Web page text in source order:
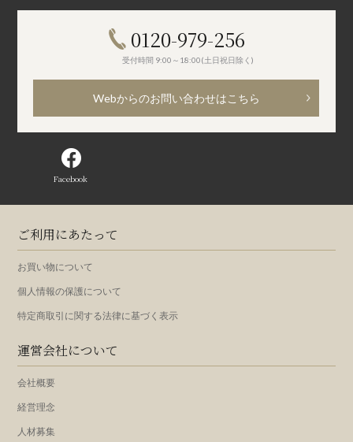
0120-979-256
受付時間 9:00～18:00(土日祝日除く)
Webからのお問い合わせはこちら
Facebook
ご利用にあたって
お買い物について
個人情報の保護について
特定商取引に関する法律に基づく表示
運営会社について
会社概要
経営理念
人材募集